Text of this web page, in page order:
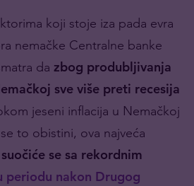
koji stoje iza pada evra
nemačke Centralne banke
da zbog produbljivanja
sve više preti recesija
jeseni inflacija u Nemačkoj
to obistini, ova najveća
suočiće se sa rekordnim
periodu nakon Drugog